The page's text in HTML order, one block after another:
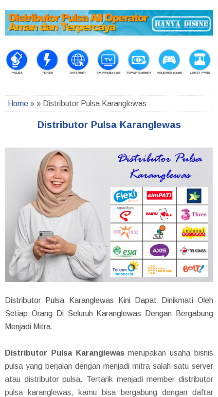
Home » » Distributor Pulsa Karanglewas
Distributor Pulsa Karanglewas
Distributor Pulsa Karanglewas Kini Dapat Dinikmati Oleh
Setiap Orang Di Seluruh Karanglewas Dengan Bergabung
Menjadi Mitra.
Distributor Pulsa Karanglewasmerupakan usaha bisnis
pulsa yang berjalan dengan menjadi mitra salah satu server
atau distributor pulsa. Tertarik menjadi member distributor
pulsa karanglewas, kamu bisa bergabung dengan daftar